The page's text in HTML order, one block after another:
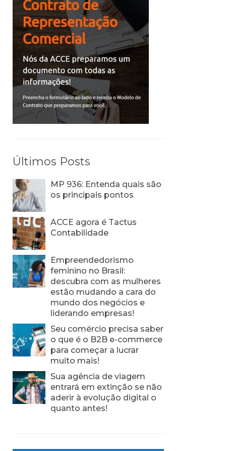
Últimos Posts
MP 936: Entenda quais são
os principais pontos
ACCE agora é Tactus
Contabilidade
Empreendedorismo
feminino no Brasil:
descubra com as mulheres
estão mudando a cara do
mundo dos negócios e
liderando empresas!
Seu comércio precisa saber
o que é o B2B e-commerce
para começar a lucrar
muito mais!
Sua agência de viagem
entrará em extinção se não
aderir à evolução digital o
quanto antes!